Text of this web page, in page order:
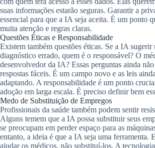
suas informações estarão seguras. Garantir a
essencial para que a IA seja aceita. É um ponto
muita atenção e regras claras.
Questões Éticas e Responsabilidade
Existem também questões éticas. Se a IA sugerir
diagnóstico errado, quem é o responsável? O
desenvolvedor da IA? Essas perguntas ainda
respostas fáceis. É um campo novo e as leis
adaptando. A responsabilidade é um ponto
adoção em larga escala. É preciso definir bem
Medo de Substituição de Empregos
Profissionais da saúde também podem sentir
Alguns temem que a IA possa substituir seus
se preocupam em perder espaço para as
entanto, a ideia é que a IA seja uma ferramenta.
ajudar os médicos, não substituí-los. A